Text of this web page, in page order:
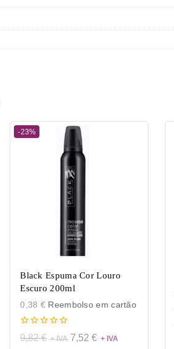
-23%
Black Espuma Cor Louro
Escuro 200ml
0,38 € Reembolso em cartão
0
de
9,82€ 7,52€